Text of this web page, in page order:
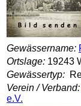
Gewässername:
Ortslage: 19243
Gewässertyp:
Verein / Verband:
e.V.